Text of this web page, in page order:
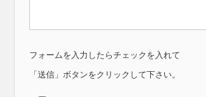
フォームを入力したらチェックを入れて
「送信」ボタンをクリックして下さい。